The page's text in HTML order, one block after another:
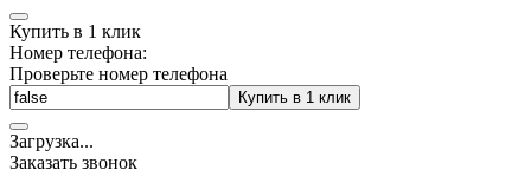
Купить в 1 клик
Номер телефона:
Проверьте номер телефона
Купить в 1 клик
Загрузка...
Заказать звонок